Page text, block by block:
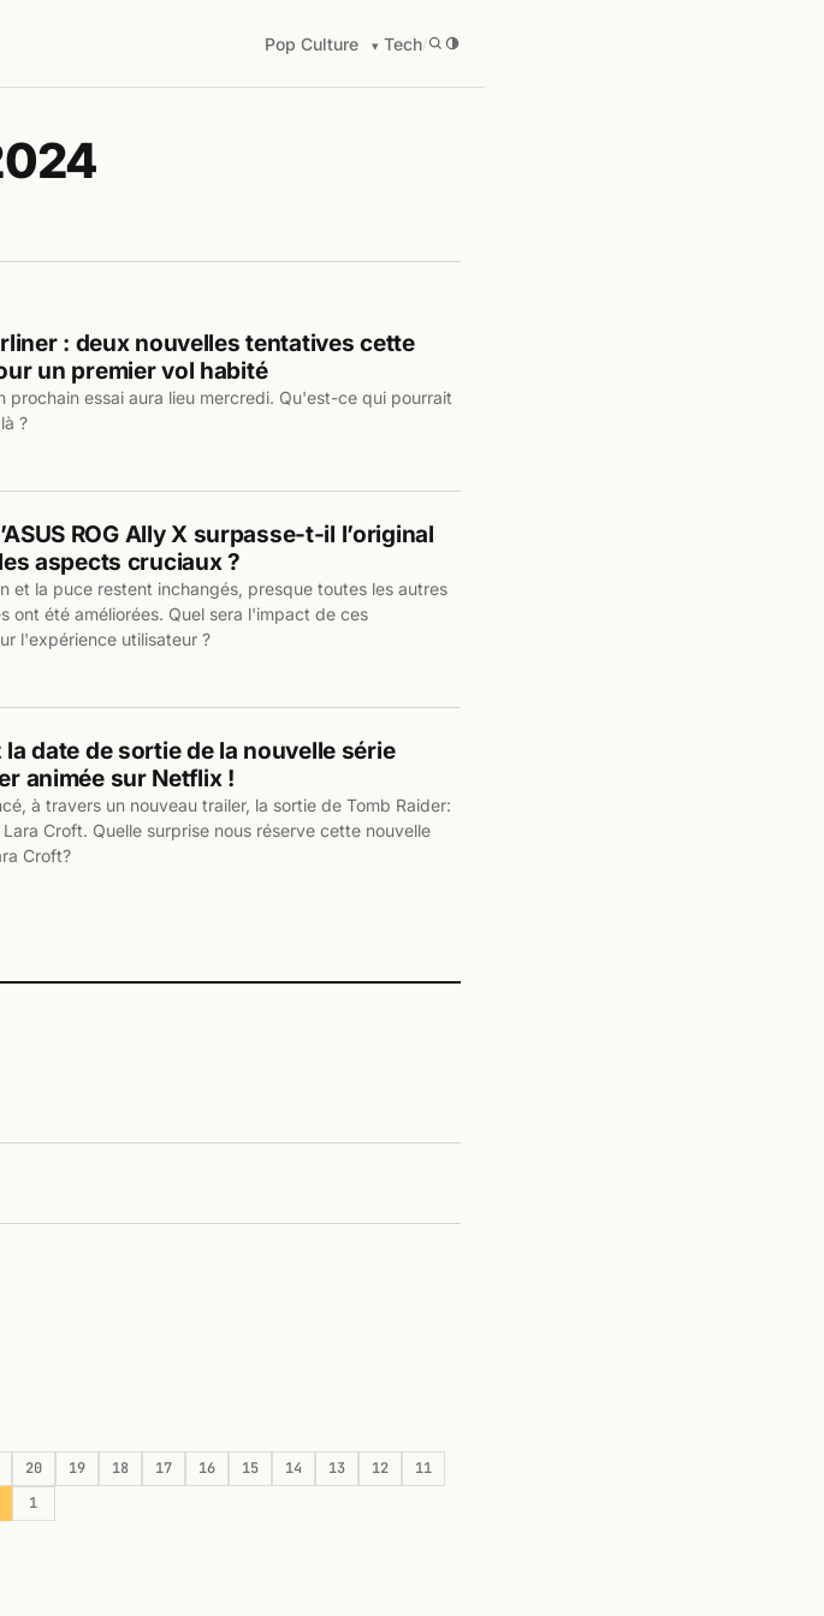
Pop Culture Tech/
: deux nouvelles tentatives cette
un premier vol habité
prochain essai aura lieu mercredi. Qu'est-ce qui pourrait
?
ROG Ally X surpasse-t-il l’original
aspects cruciaux ?
et la puce restent inchangés, presque toutes les autres
ont été améliorées. Quel sera l'impact de ces
l'expérience utilisateur ?
date de sortie de la nouvelle série
animée sur Netflix !
à travers un nouveau trailer, la sortie de Tomb Raider:
Croft. Quelle surprise nous réserve cette nouvelle
Croft?
20 19 18 17 16 15 14 13 12
11
1